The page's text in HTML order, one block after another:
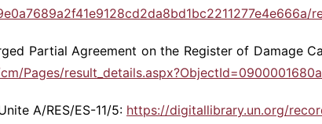
Partial Agreement on the Register of Damage
Pages/
A/RES/ES-11/5: https://digitallibrary.un.org/